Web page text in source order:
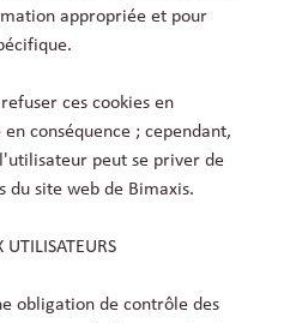
appropriée et pour
ces cookies en
conséquence ; cependant,
peut se priver de
du site web de Bimaxis.
obligation de contrôle des